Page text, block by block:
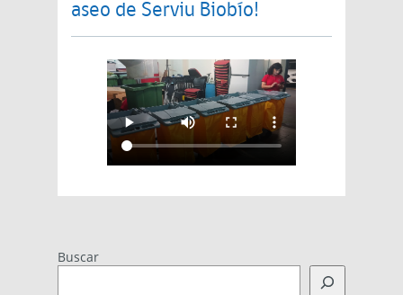
aseo de Serviu Biobío!
Buscar